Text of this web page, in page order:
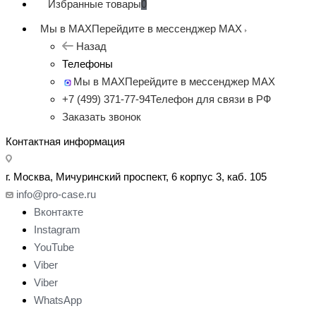
Избранные товары0
Мы в MAXПерейдите в мессенджер MAX
Назад
Телефоны
Мы в MAXПерейдите в мессенджер MAX
+7 (499) 371-77-94Телефон для связи в РФ
Заказать звонок
Контактная информация
г. Москва, Мичуринский проспект, 6 корпус 3, каб. 105
info@pro-case.ru
Вконтакте
Instagram
YouTube
Viber
Viber
WhatsApp